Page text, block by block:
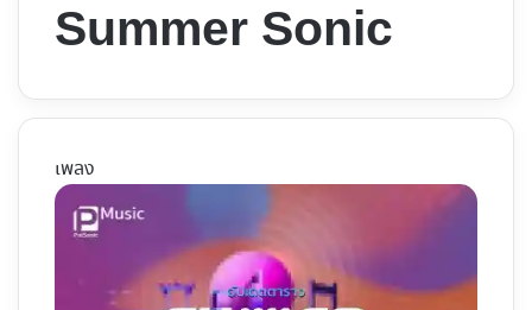
Summer Sonic
เพลง